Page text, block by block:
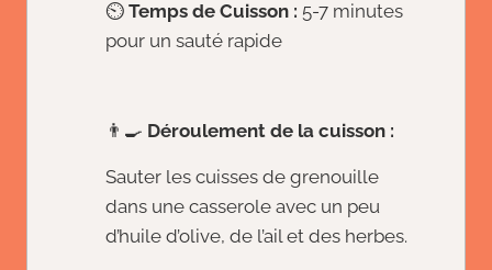
⏲️ Temps de Cuisson : 5-7 minutes
pour un sauté rapide
👨‍🍳 Déroulement de la cuisson :
Sauter les cuisses de grenouille
dans une casserole avec un peu
d’huile d’olive, de l’ail et des herbes.